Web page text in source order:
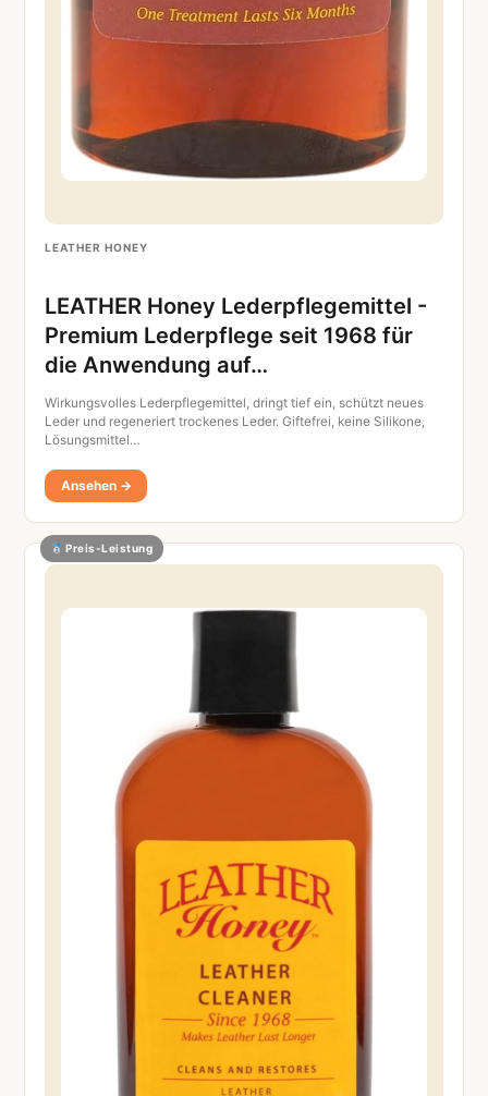
LEATHER HONEY
LEATHER Honey Lederpflegemittel -
Premium Lederpflege seit 1968 für
die Anwendung auf…
Wirkungsvolles Lederpflegemittel, dringt tief ein, schützt neues
Leder und regeneriert trockenes Leder. Giftefrei, keine Silikone,
Lösungsmittel…
Ansehen →
Preis-Leistung